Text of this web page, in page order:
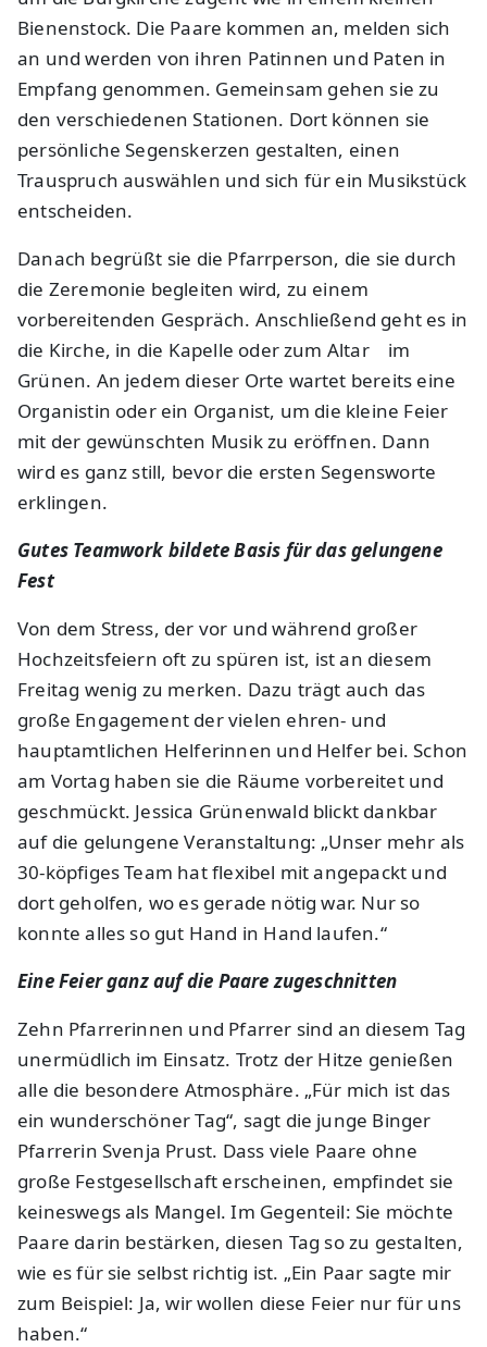
Bienenstock. Die Paare kommen an, melden sich
an und werden von ihren Patinnen und Paten in
Empfang genommen. Gemeinsam gehen sie zu
den verschiedenen Stationen. Dort können sie
persönliche Segenskerzen gestalten, einen
Trauspruch auswählen und sich für ein Musikstück
entscheiden.
Danach begrüßt sie die Pfarrperson, die sie durch
die Zeremonie begleiten wird, zu einem
vorbereitenden Gespräch. Anschließend geht es in
die Kirche, in die Kapelle oder zum Altar im
Grünen. An jedem dieser Orte wartet bereits eine
Organistin oder ein Organist, um die kleine Feier
mit der gewünschten Musik zu eröffnen. Dann
wird es ganz still, bevor die ersten Segensworte
erklingen.
Gutes Teamwork bildete Basis für das gelungene
Fest
Von dem Stress, der vor und während großer
Hochzeitsfeiern oft zu spüren ist, ist an diesem
Freitag wenig zu merken. Dazu trägt auch das
große Engagement der vielen ehren- und
hauptamtlichen Helferinnen und Helfer bei. Schon
am Vortag haben sie die Räume vorbereitet und
geschmückt. Jessica Grünenwald blickt dankbar
auf die gelungene Veranstaltung: „Unser mehr als
30-köpfiges Team hat flexibel mit angepackt und
dort geholfen, wo es gerade nötig war. Nur so
konnte alles so gut Hand in Hand laufen.“
Eine Feier ganz auf die Paare zugeschnitten
Zehn Pfarrerinnen und Pfarrer sind an diesem Tag
unermüdlich im Einsatz. Trotz der Hitze genießen
alle die besondere Atmosphäre. „Für mich ist das
ein wunderschöner Tag“, sagt die junge Binger
Pfarrerin Svenja Prust. Dass viele Paare ohne
große Festgesellschaft erscheinen, empfindet sie
keineswegs als Mangel. Im Gegenteil: Sie möchte
Paare darin bestärken, diesen Tag so zu gestalten,
wie es für sie selbst richtig ist. „Ein Paar sagte mir
zum Beispiel: Ja, wir wollen diese Feier nur für uns
haben.“